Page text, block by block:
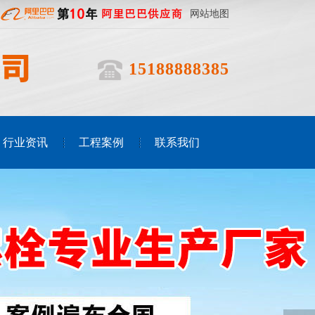
网站地图
15188888385
行业资讯 工程案例 联系我们